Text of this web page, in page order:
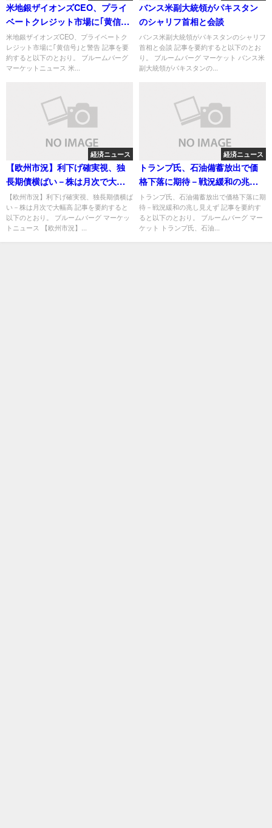
米地銀ザイオンズCEO、プライ
ベートクレジット市場に｢黄信
号｣と警告
米地銀ザイオンズCEO、プライベートク
レジット市場に｢黄信号｣と警告 記事を要
約すると以下のとおり。 ブルームバーグ
マーケットニュース 米...
バンス米副大統領がパキスタン
のシャリフ首相と会談
バンス米副大統領がパキスタンのシャリフ
首相と会談 記事を要約すると以下のとお
り。 ブルームバーグ マーケット バンス米
副大統領がパキスタンの...
経済ニュース
【欧州市況】利下げ確実視、独
長期債横ばい－株は月次で大幅
高
【欧州市況】利下げ確実視、独長期債横ば
い－株は月次で大幅高 記事を要約すると
以下のとおり。 ブルームバーグ マーケッ
トニュース 【欧州市況】...
経済ニュース
トランプ氏、石油備蓄放出で価
格下落に期待－戦況緩和の兆し
見えず
トランプ氏、石油備蓄放出で価格下落に期
待－戦況緩和の兆し見えず 記事を要約す
ると以下のとおり。 ブルームバーグ マー
ケット トランプ氏、石油...